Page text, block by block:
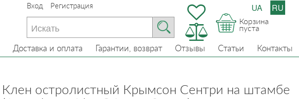
Вход Регистрация
Корзина
пуста
UA RU
Доставка и оплата Гарантии, возврат Отзывы Статьи Контакты
Клен остролистный Крымсон Сентри на штамбе